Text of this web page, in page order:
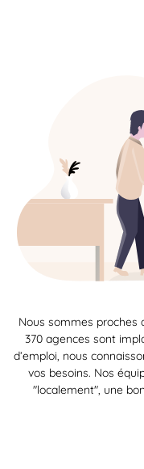
Nous sommes proches
370 agences sont
d’emploi, nous
vos besoins. Nos
"localement", une